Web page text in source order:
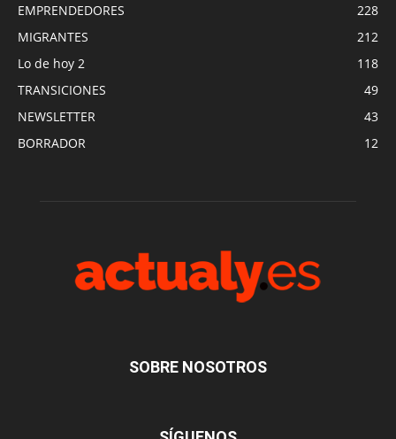
EMPRENDEDORES
228
MIGRANTES
212
Lo de hoy 2
118
TRANSICIONES
49
NEWSLETTER
43
BORRADOR
12
SOBRE NOSOTROS